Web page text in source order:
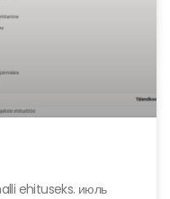
ehituseks. июль